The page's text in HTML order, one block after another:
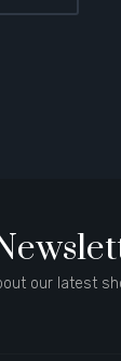
our latest